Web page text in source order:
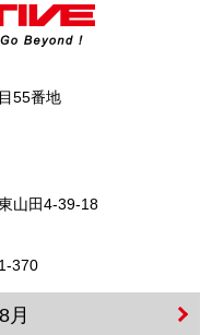
55番地
山田4-39-18
370
月